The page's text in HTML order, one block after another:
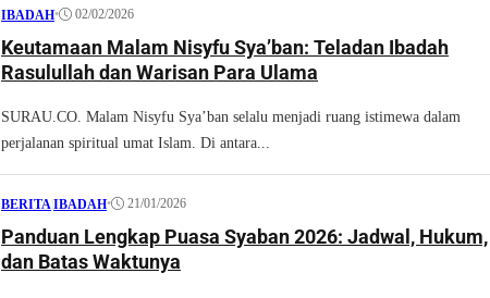
IBADAH• 02/02/2026
Keutamaan Malam Nisyfu Sya’ban: Teladan Ibadah
Rasulullah dan Warisan Para Ulama
SURAU.CO. Malam Nisyfu Sya’ban selalu menjadi ruang istimewa dalam
perjalanan spiritual umat Islam. Di antara...
BERITA |IBADAH• 21/01/2026
Panduan Lengkap Puasa Syaban 2026: Jadwal, Hukum,
dan Batas Waktunya